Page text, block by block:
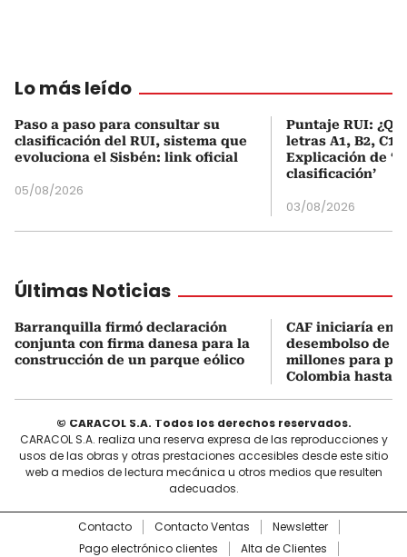
Lo más leído
Paso a paso para consultar su
clasificación del RUI, sistema que
evoluciona el Sisbén: link oficial
05/08/2026
Puntaje RUI:
letras A1, B2, C1
Explicación de
clasificación’
03/08/2026
Últimas Noticias
Barranquilla firmó declaración
conjunta con firma danesa para la
construcción de un parque eólico
CAF iniciaría en
desembolso de
millones para
Colombia hasta
© CARACOL S.A. Todos los derechos reservados.
CARACOL S.A. realiza una reserva expresa de las reproducciones y
usos de las obras y otras prestaciones accesibles desde este sitio
web a medios de lectura mecánica u otros medios que resulten
adecuados.
Contacto Contacto Ventas
Newsletter
Pago electrónico clientes
Alta de Clientes